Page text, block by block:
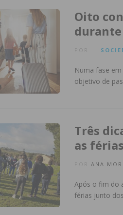
Oito
Numa fase
objetivo de
Três
as férias
ANA
Após o fim do
férias junto